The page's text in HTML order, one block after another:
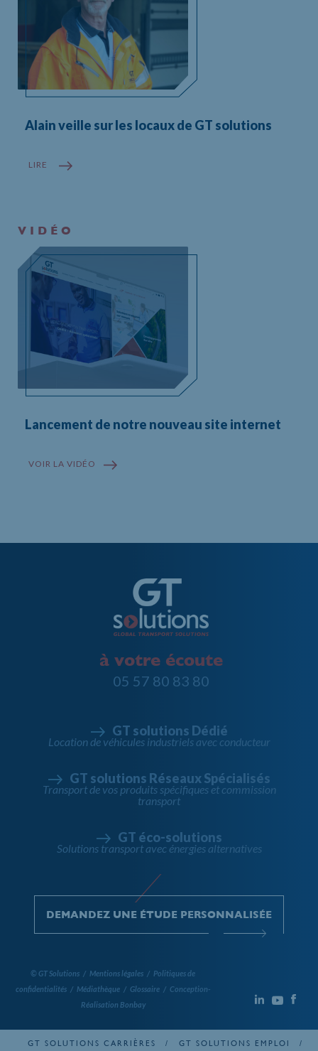
Alain veille sur les locaux de GT solutions
LIRE
VIDÉO
Lancement de notre nouveau site internet
VOIR LA VIDÉO
à votre écoute
05 57 80 83 80
GT solutions Dédié
Location de véhicules industriels avec conducteur
GT solutions Réseaux Spécialisés
Transport de vos produits spécifiques et commission
transport
GT éco-solutions
Solutions transport avec énergies alternatives
DEMANDEZ UNE ÉTUDE PERSONNALISÉE
© GT Solutions / Mentions légales / Politiques de
confidentialités / Médiathèque / Glossaire / Conception-
Réalisation Bonbay
GT SOLUTIONS CARRIÈRES GT SOLUTIONS EMPLOI